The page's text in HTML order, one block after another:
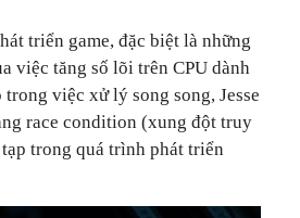
triển game, đặc biệt là những
việc tăng số lõi trên CPU dành
việc xử lý song song, Jesse
race condition (xung đột truy
trong quá trình phát triển